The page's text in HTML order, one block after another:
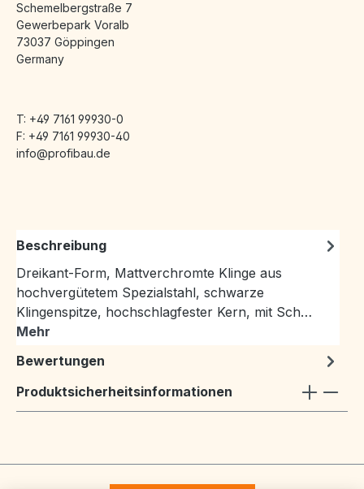
Schemelbergstraße 7
Gewerbepark Voralb
73037 Göppingen
Germany
T: +49 7161 99930-0
F: +49 7161 99930-40
info@profibau.de
Beschreibung
Dreikant-Form, Mattverchromte Klinge aus
hochvergütetem Spezialstahl, schwarze
Klingenspitze, hochschlagfester Kern, mit Sch…
Mehr
Bewertungen
Produktsicherheitsinformationen